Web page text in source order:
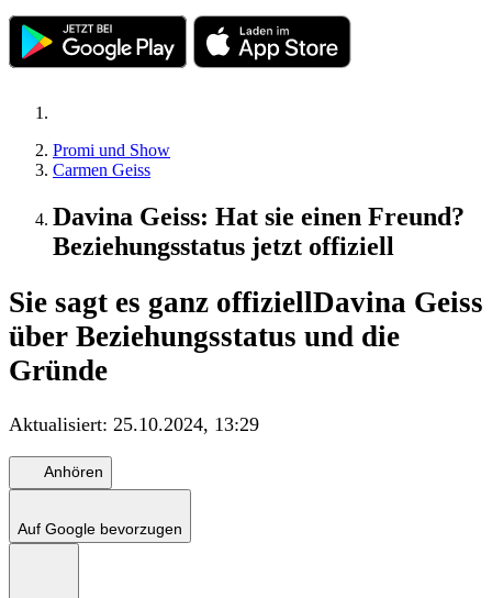
Promi und Show
Carmen Geiss
Davina Geiss: Hat sie einen Freund?
Beziehungsstatus jetzt offiziell
Sie sagt es ganz offiziellDavina Geiss
über Beziehungsstatus und die
Gründe
Aktualisiert: 25.10.2024, 13:29
Anhören
Auf Google bevorzugen